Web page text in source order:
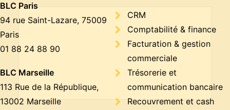
BLC Paris
94 rue Saint-Lazare, 75009
Paris
01 88 24 88 90
BLC Marseille
113 Rue de la République,
13002 Marseille
CRM
Comptabilité & finance
Facturation & gestion
commerciale
Trésorerie et
communication bancaire
Recouvrement et cash